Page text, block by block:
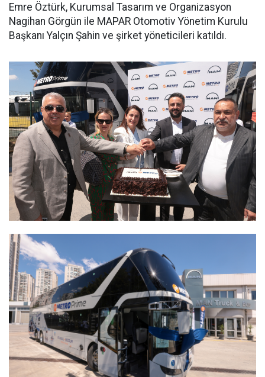
Emre Öztürk, Kurumsal Tasarım ve Organizasyon
Nagihan Görgün ile MAPAR Otomotiv Yönetim Kurulu
Başkanı Yalçın Şahin ve şirket yöneticileri katıldı.